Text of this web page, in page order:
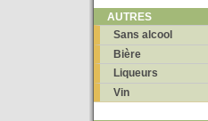
AUTRES
Sans alcool
Bière
Liqueurs
Vin